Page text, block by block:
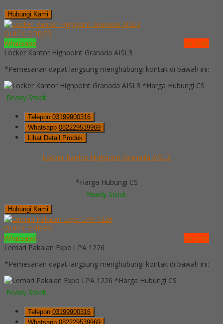
Hubungi Kami
QUICK ORDER
Whatsapp
via SMS
Locker Kantor Highpoint Granada AISL3
*Pemesanan dapat langsung menghubungi kontak di bawah ini:
*Harga Hubungi CS
Ready Stock
Telepon 03199900316
Whatsapp 082229539969
Lihat Detail Produk
Locker Kantor Highpoint Granada AISL3
*Harga Hubungi CS
Ready Stock
Hubungi Kami
QUICK ORDER
Whatsapp
via SMS
Lemari Pakaian Expo LPA 1226
*Pemesanan dapat langsung menghubungi kontak di bawah ini:
*Harga Hubungi CS
Ready Stock
Telepon 03199900316
Whatsapp 082229539969